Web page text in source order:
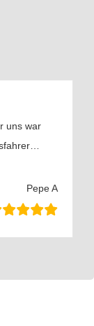
uns war
…
Pepe A